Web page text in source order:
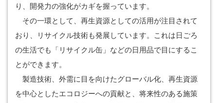
り、開発力の強化がカギを握っています。
その一環として、再生資源としての活用が注目されて
おり、リサイクル技術も発展しています。これは日ごろ
の生活でも「リサイクル缶」などの日用品で目にするこ
とができます。
製造技術、外需に目を向けたグローバル化、再生資源
を中心としたエコロジーへの貢献と、将来性のある施策